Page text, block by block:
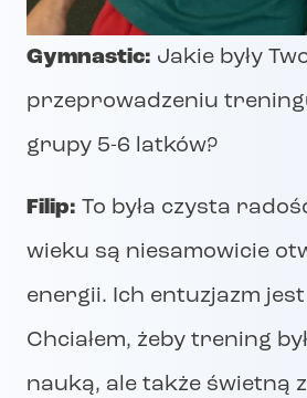
Gymnastic: Jakie były
przeprowadzeniu
grupy 5-6 latków?
Filip: To była czysta
wieku są niesamowicie
energii. Ich entuzjazm
Chciałem, żeby trening
nauką, ale także świetną